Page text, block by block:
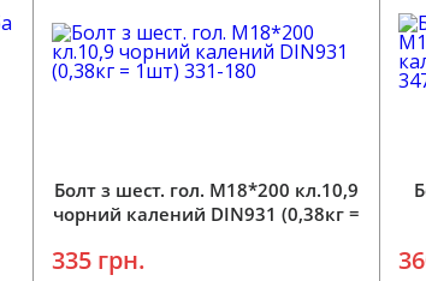
Болт з шест. гол. М18*200 кл.10,9
чорний калений DIN931 (0,38кг =
335 грн.